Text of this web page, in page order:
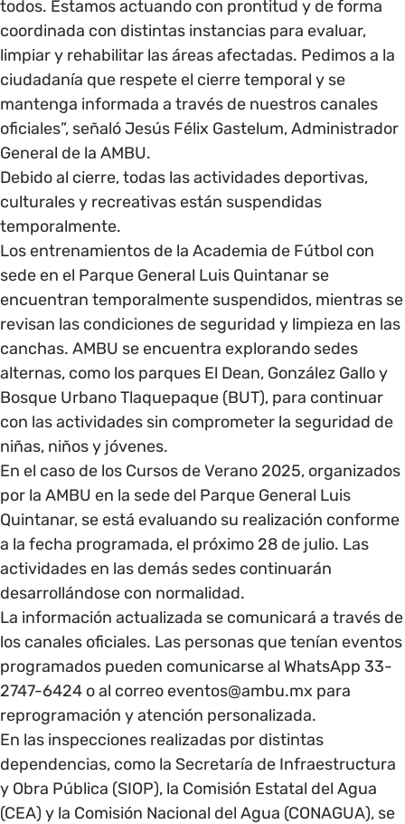
todos. Estamos actuando con prontitud y de forma
coordinada con distintas instancias para evaluar,
limpiar y rehabilitar las áreas afectadas. Pedimos a la
ciudadanía que respete el cierre temporal y se
mantenga informada a través de nuestros canales
oficiales”, señaló Jesús Félix Gastelum, Administrador
General de la AMBU.
Debido al cierre, todas las actividades deportivas,
culturales y recreativas están suspendidas
temporalmente.
Los entrenamientos de la Academia de Fútbol con
sede en el Parque General Luis Quintanar se
encuentran temporalmente suspendidos, mientras se
revisan las condiciones de seguridad y limpieza en las
canchas. AMBU se encuentra explorando sedes
alternas, como los parques El Dean, González Gallo y
Bosque Urbano Tlaquepaque (BUT), para continuar
con las actividades sin comprometer la seguridad de
niñas, niños y jóvenes.
En el caso de los Cursos de Verano 2025, organizados
por la AMBU en la sede del Parque General Luis
Quintanar, se está evaluando su realización conforme
a la fecha programada, el próximo 28 de julio. Las
actividades en las demás sedes continuarán
desarrollándose con normalidad.
La información actualizada se comunicará a través de
los canales oficiales. Las personas que tenían eventos
programados pueden comunicarse al WhatsApp 33-
2747-6424 o al correo eventos@ambu.mx para
reprogramación y atención personalizada.
En las inspecciones realizadas por distintas
dependencias, como la Secretaría de Infraestructura
y Obra Pública (SIOP), la Comisión Estatal del Agua
(CEA) y la Comisión Nacional del Agua (CONAGUA), se